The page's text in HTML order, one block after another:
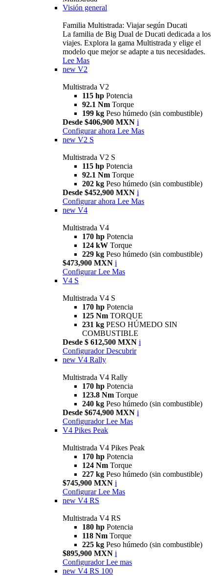
Visión general
Familia Multistrada: Viajar según Ducati
La familia de Big Dual de Ducati dedicada a los
viajes. Explora la gama Multistrada y elige el
modelo que mejor se adapte a tus necesidades.
Lee Mas
new V2
Multistrada V2
115 hp Potencia
92.1 Nm Torque
199 kg Peso húmedo (sin combustible)
Desde $406,900 MXN i
Configurar ahora Lee Mas
new V2 S
Multistrada V2 S
115 hp Potencia
92.1 Nm Torque
202 kg Peso húmedo (sin combustible)
Desde $452,900 MXN i
Configurar ahora Lee Mas
new V4
Multistrada V4
170 hp Potencia
124 kW Torque
229 kg Peso húmedo (sin combustible)
$473,900 MXN i
Configurar Lee Mas
V4 S
Multistrada V4 S
170 hp Potencia
125 Nm TORQUE
231 kg PESO HÚMEDO SIN
COMBUSTIBLE
Desde $ 612,500 MXN i
Configurador Descubrir
new V4 Rally
Multistrada V4 Rally
170 hp Potencia
123.8 Nm Torque
240 kg Peso húmedo (sin combustible)
Desde $674,900 MXN i
Configurador Lee Mas
V4 Pikes Peak
Multistrada V4 Pikes Peak
170 hp Potencia
124 Nm Torque
227 kg Peso húmedo (sin combustible)
$745,900 MXN i
Configurar Lee Mas
new V4 RS
Multistrada V4 RS
180 hp Potencia
118 Nm Torque
225 kg Peso húmedo (sin combustible)
$895,900 MXN i
Configurador Lee mas
new V4 RS 100